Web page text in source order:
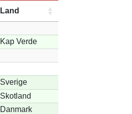
Land
Kap Verde
Sverige
Skotland
Danmark